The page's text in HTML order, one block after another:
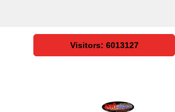
Visitors: 6013127